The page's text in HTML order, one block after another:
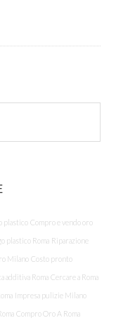
plastico Compro e vendo oro
plastico Roma Riparazione
Milano Costo pronto
additiva Roma Cercare a Roma
Impresa pulizie Milano
Compro Oro A Roma